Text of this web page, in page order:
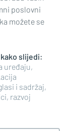
poslovni
možete se
slijedi:
uređaju,
i sadržaj,
razvoj